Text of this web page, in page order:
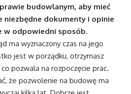
budowlanym, aby mieć
niezbędne dokumenty i opinie
w odpowiedni sposób.
ma wyznaczony czas na jego
jest w porządku, otrzymasz
pozwala na rozpoczęcie prac.
że pozwolenie na budowę ma